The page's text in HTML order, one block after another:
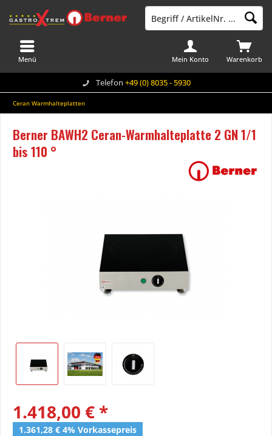
Telefon +49 (0) 8035 - 5930
Warenkorb
Mein Konto
Menü
Ceran Warmhalteplatten
Berner BAWH2 Ceran-Warmhalteplatte 2 GN 1/1
bis 110 °
1.418,00 € *
1.361,28 € 4% Vorkassepreis